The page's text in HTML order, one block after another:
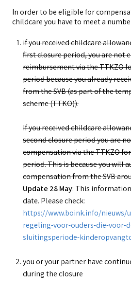
In order to be eligible for
childcare you have to meet a
if you received childcare
first closure period, you are not
reimbursement via the TTKZO
period because you already
from the SVB (as part of the
scheme (TTKO)).
If you received childcare
second closure period you are
compensation via the TTKZO
period. This is because you will
compensation from the SVB
Update 28 May: This
date. Please check:
https://www.boink.info/
regeling-voor-ouders-die-voor-
sluitingsperiode-
you or your partner have
during the closure